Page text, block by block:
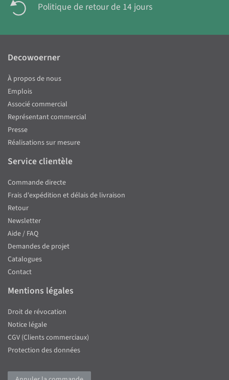
Politique de retour de 14 jours
Decowoerner
À propos de nous
Emplois
Associé commercial
Représentant commercial
Presse
Réalisations sur mesure
Service clientèle
Commande directe
Frais d'expédition et délais de livraison
Retour
Newsletter
Aide / FAQ
Demandes de projet
Catalogues
Contact
Mentions légales
Droit de révocation
Notice légale
CGV (Clients commerciaux)
Protection des données